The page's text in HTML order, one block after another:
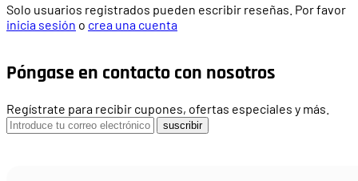
Solo usuarios registrados pueden escribir reseñas. Por favor
inicia sesión o crea una cuenta
Póngase en contacto con nosotros
Regístrate para recibir cupones, ofertas especiales y más.
suscribir